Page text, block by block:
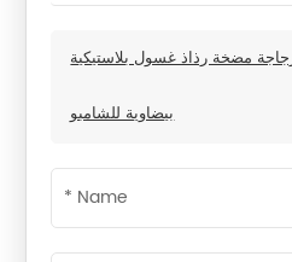
زجاجة مضخة رذاذ غسول بلاستيكية
بيضاوية للشامبو